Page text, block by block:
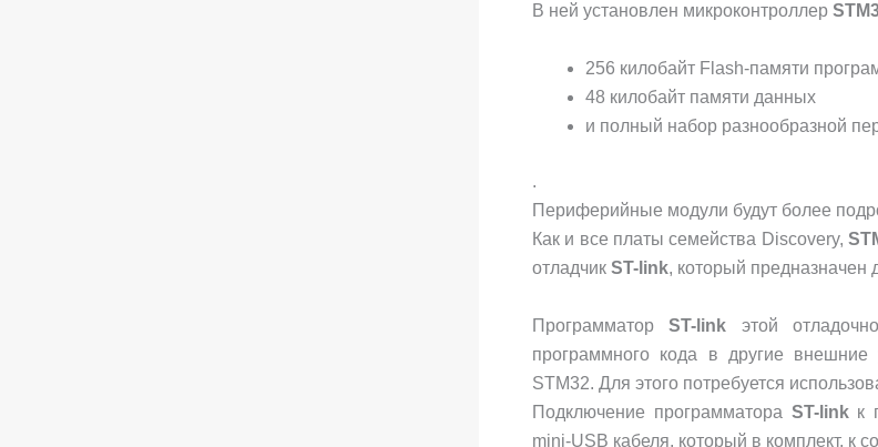
В ней установлен микроконтроллер
256 килобайт Flash-памяти
48 килобайт памяти данных
и полный набор разнообразной
.
Периферийные модули будут более
Как и все платы семейства Discovery,
отладчик ST-link, который предназначен
ПрограмматорST-link этой
программного кода в другие внешние
STM32. Для этого потребуется
Подключение программатора ST-linkк
mini-USB кабеля, который в комплект, к